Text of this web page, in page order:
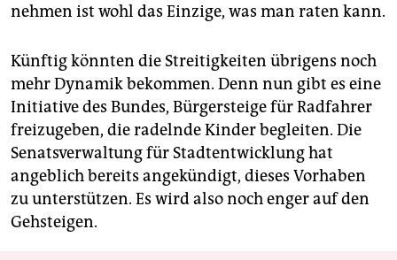
nehmen ist wohl das Einzige, was man raten kann.
Künftig könnten die Streitigkeiten übrigens noch
mehr Dynamik bekommen. Denn nun gibt es eine
Initiative des Bundes, Bürgersteige für Radfahrer
freizugeben, die radelnde Kinder begleiten. Die
Senatsverwaltung für Stadtentwicklung hat
angeblich bereits angekündigt, dieses Vorhaben
zu unterstützen. Es wird also noch enger auf den
Gehsteigen.